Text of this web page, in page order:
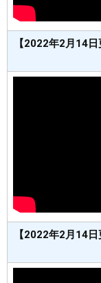
【2022年2月14
【2022年2月14